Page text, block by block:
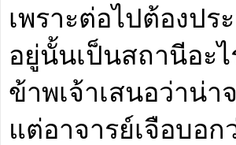
เพราะต่อไปต้องป
อยู่นั้นเป็นสถานีอะไ
ข้าพเจ้าเสนอว่าน่
แต่อาจารย์เจือบอ